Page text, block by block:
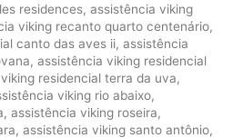
residences, assistência viking
viking recanto quarto centenário,
canto das aves ii, assistência
, assistência viking residencial
residencial terra da uva,
viking rio abaixo,
, assistência viking roseira,
, assistência viking santo antônio,